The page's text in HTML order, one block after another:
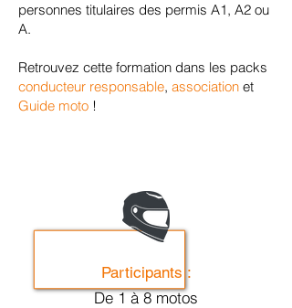
personnes titulaires des permis A1, A2 ou
A.
Retrouvez cette formation dans les packs
conducteur responsable, association et
Guide moto !
Participants :
De 1 à 8 motos